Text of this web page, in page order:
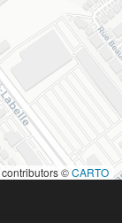
contributors ©CARTO